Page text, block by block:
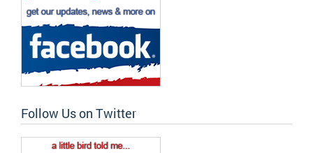
Follow Us on Twitter